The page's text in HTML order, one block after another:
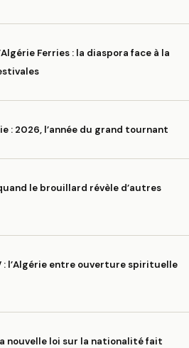
Ferries : la diaspora face à la
: 2026, l’année du grand tournant
le brouillard révèle d’autres
: l’Algérie entre ouverture spirituelle
nouvelle loi sur la nationalité fait